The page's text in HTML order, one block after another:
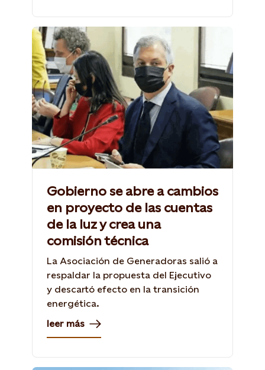
Gobierno se abre a cambios
en proyecto de las cuentas
de la luz y crea una
comisión técnica
La Asociación de Generadoras salió a
respaldar la propuesta del Ejecutivo
y descartó efecto en la transición
energética.
leer más